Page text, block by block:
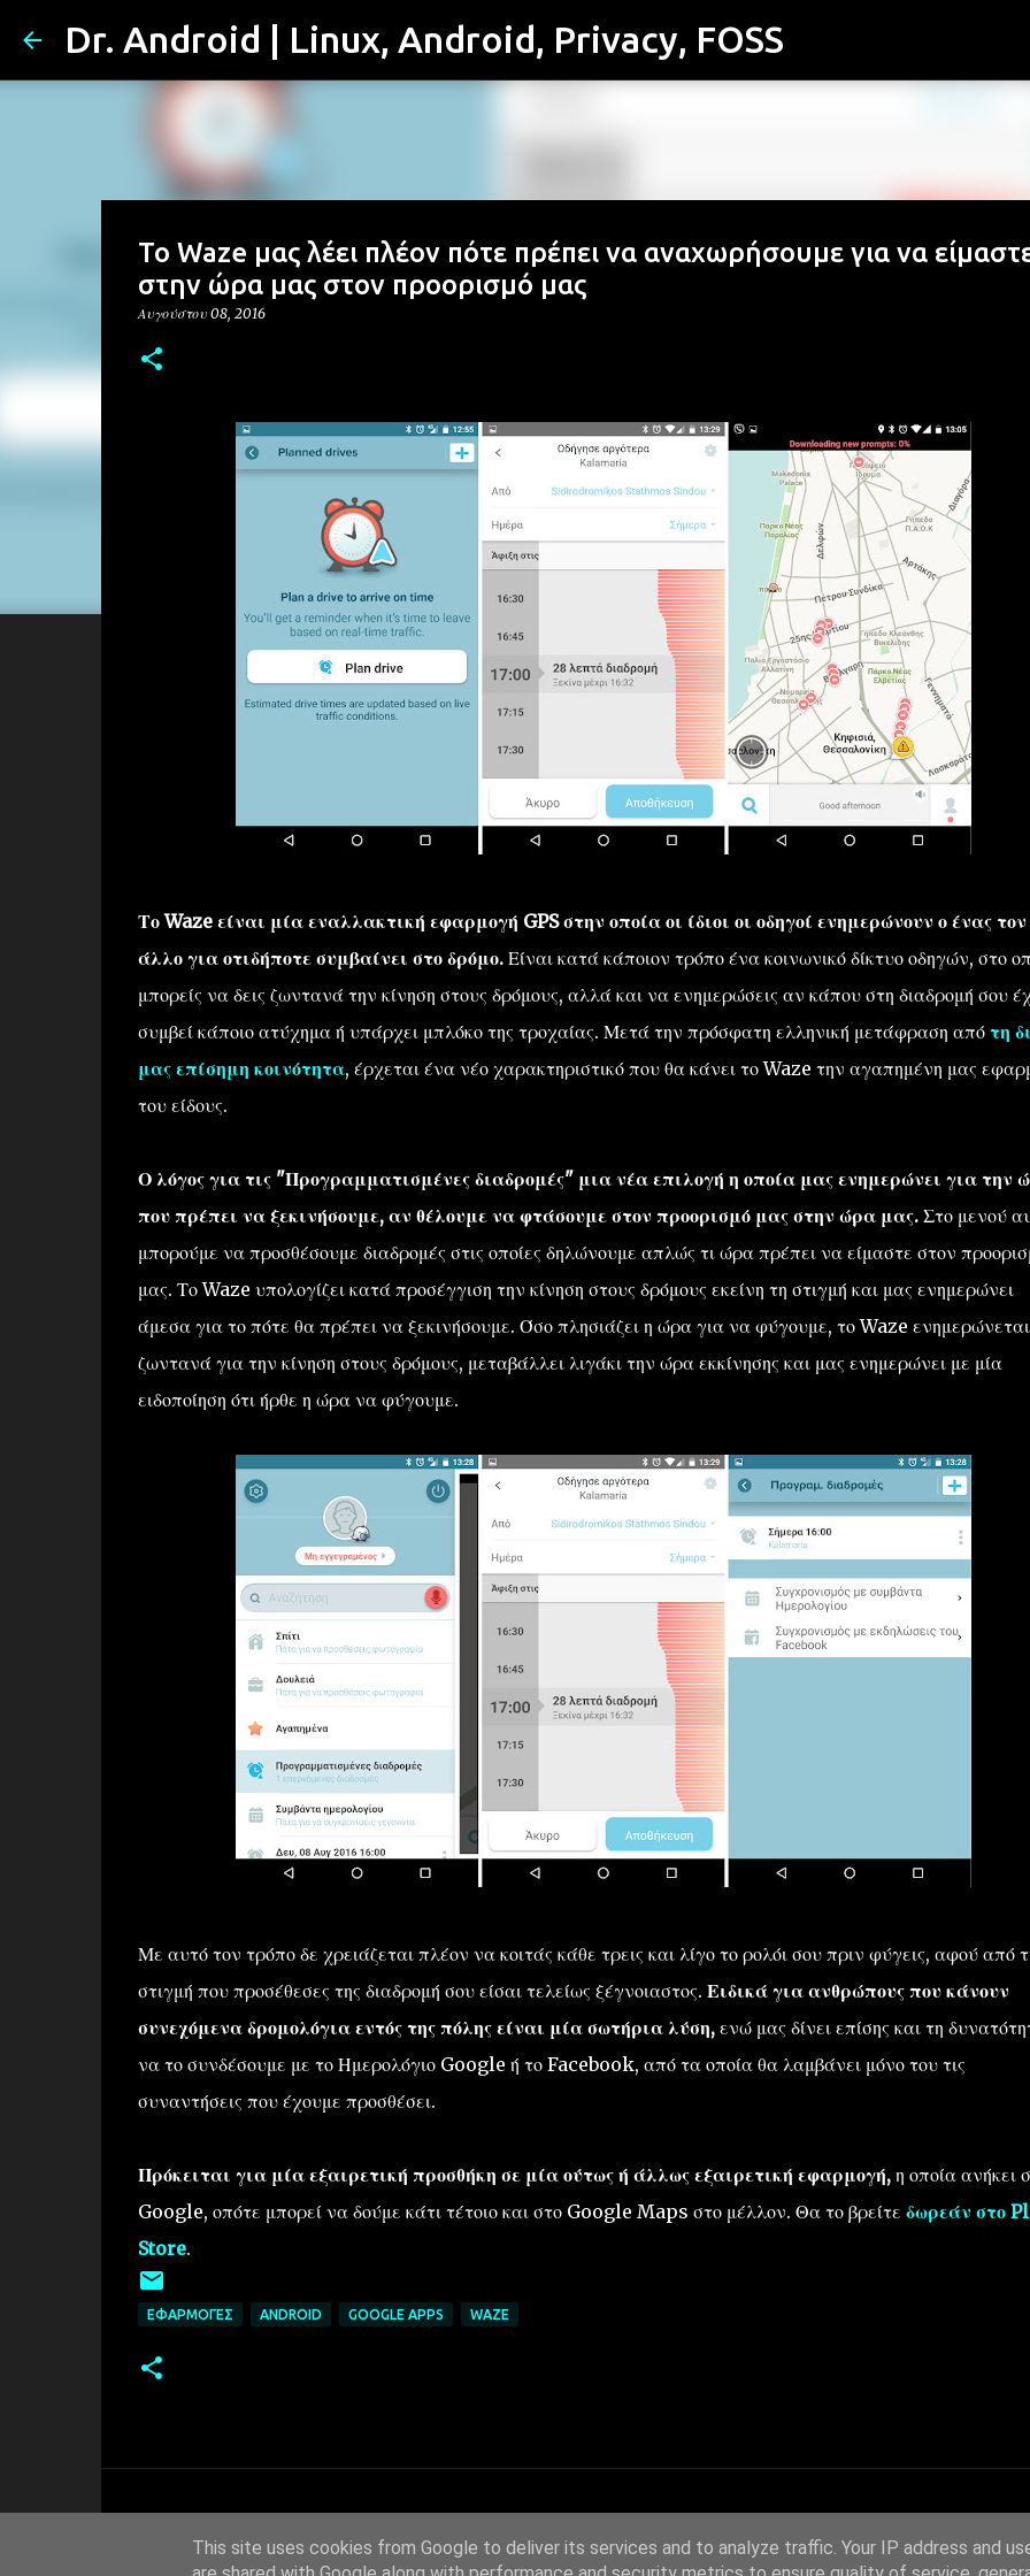
Μετάβαση στο κύριο περιεχόμενο
Dr. Android | Linux, Android, Privacy, FOSS
To Waze μας λέει πλέον πότε πρέπει να αναχωρήσουμε για να
στην ώρα μας στον προορισμό μας
Αυγούστου 08, 2016
Το Waze είναι μία εναλλακτική εφαρμογή GPS στην οποία οι ίδιοι οι οδηγοί ενημερώνουν ο ένας τον
άλλο για οτιδήποτε συμβαίνει στο δρόμο.Είναι κατά κάποιον τρόπο ένα κοινωνικό δίκτυο οδηγών, στο
μπορείς να δεις ζωντανά την κίνηση στους δρόμους, αλλά και να ενημερώσεις αν κάπου στη διαδρομή σου
συμβεί κάποιο ατύχημα ή υπάρχει μπλόκο της τροχαίας. Μετά την πρόσφατη ελληνική μετάφραση από τη
μας επίσημη κοινότητα, έρχεται ένα νέο χαρακτηριστικό που θα κάνει το Waze την αγαπημένη μας
του είδους.
Ο λόγος για τις "Προγραμματισμένες διαδρομές" μια νέα επιλογή η οποία μας ενημερώνει για την
που πρέπει να ξεκινήσουμε, αν θέλουμε να φτάσουμε στον προορισμό μας στην ώρα μας. Στο μενού
μπορούμε να προσθέσουμε διαδρομές στις οποίες δηλώνουμε απλώς τι ώρα πρέπει να είμαστε στον
μας. Το Waze υπολογίζει κατά προσέγγιση την κίνηση στους δρόμους εκείνη τη στιγμή και μας ενημερώνει
άμεσα για το πότε θα πρέπει να ξεκινήσουμε. Όσο πλησιάζει η ώρα για να φύγουμε, το Waze ενημερώνεται
ζωντανά για την κίνηση στους δρόμους, μεταβάλλει λιγάκι την ώρα εκκίνησης και μας ενημερώνει με μία
ειδοποίηση ότι ήρθε η ώρα να φύγουμε.
Με αυτό τον τρόπο δε χρειάζεται πλέον να κοιτάς κάθε τρεις και λίγο το ρολόι σου πριν φύγεις, αφού από
στιγμή που προσέθεσες της διαδρομή σου είσαι τελείως ξέγνοιαστος. Ειδικά για ανθρώπους που κάνουν
συνεχόμενα δρομολόγια εντός της πόλης είναι μία σωτήρια λύση,ενώ μας δίνει επίσης και τη
να το συνδέσουμε με το Ημερολόγιο Google ή το Facebook, από τα οποία θα λαμβάνει μόνο του τις
συναντήσεις που έχουμε προσθέσει.
Πρόκειται για μία εξαιρετική προσθήκη σε μία ούτως ή άλλως εξαιρετική εφαρμογή,η οποία ανήκει
Google, οπότε μπορεί να δούμε κάτι τέτοιο και στο Google Maps στο μέλλον. Θα το βρείτε δωρεάν στο
Store.
ΕΦΑΡΜΟΓΈΣ ANDROID GOOGLE APPS WAZE
This site uses cookies from Google to deliver its services and to analyze traffic. Your IP address and